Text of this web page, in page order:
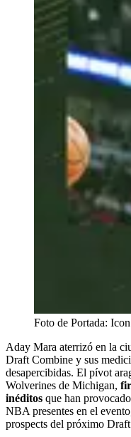
Foto de Portada:
Aday Mara aterrizó en la
Draft Combine y sus
desapercibidas. El pívot
Wolverines de Michigan,
inéditos que han
NBA presentes en el
prospects del próximo